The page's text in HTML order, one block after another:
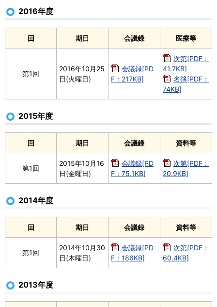
2016年度
回 期日 会議録 医療等
第1回
2016年10月25
日(火曜日)
会議録[PD
F：217KB]
次第[PDF：
41.7KB]
名簿[PDF：
74KB]
2015年度
回 期日 会議録 資料等
第1回
2015年10月16
日(金曜日)
会議録[PD
F：75.1KB]
次第[PDF：
20.9KB]
2014年度
回 期日 会議録 資料等
第1回
2014年10月30
日(木曜日)
会議録[PD
F：186KB]
次第[PDF：
60.4KB]
2013年度